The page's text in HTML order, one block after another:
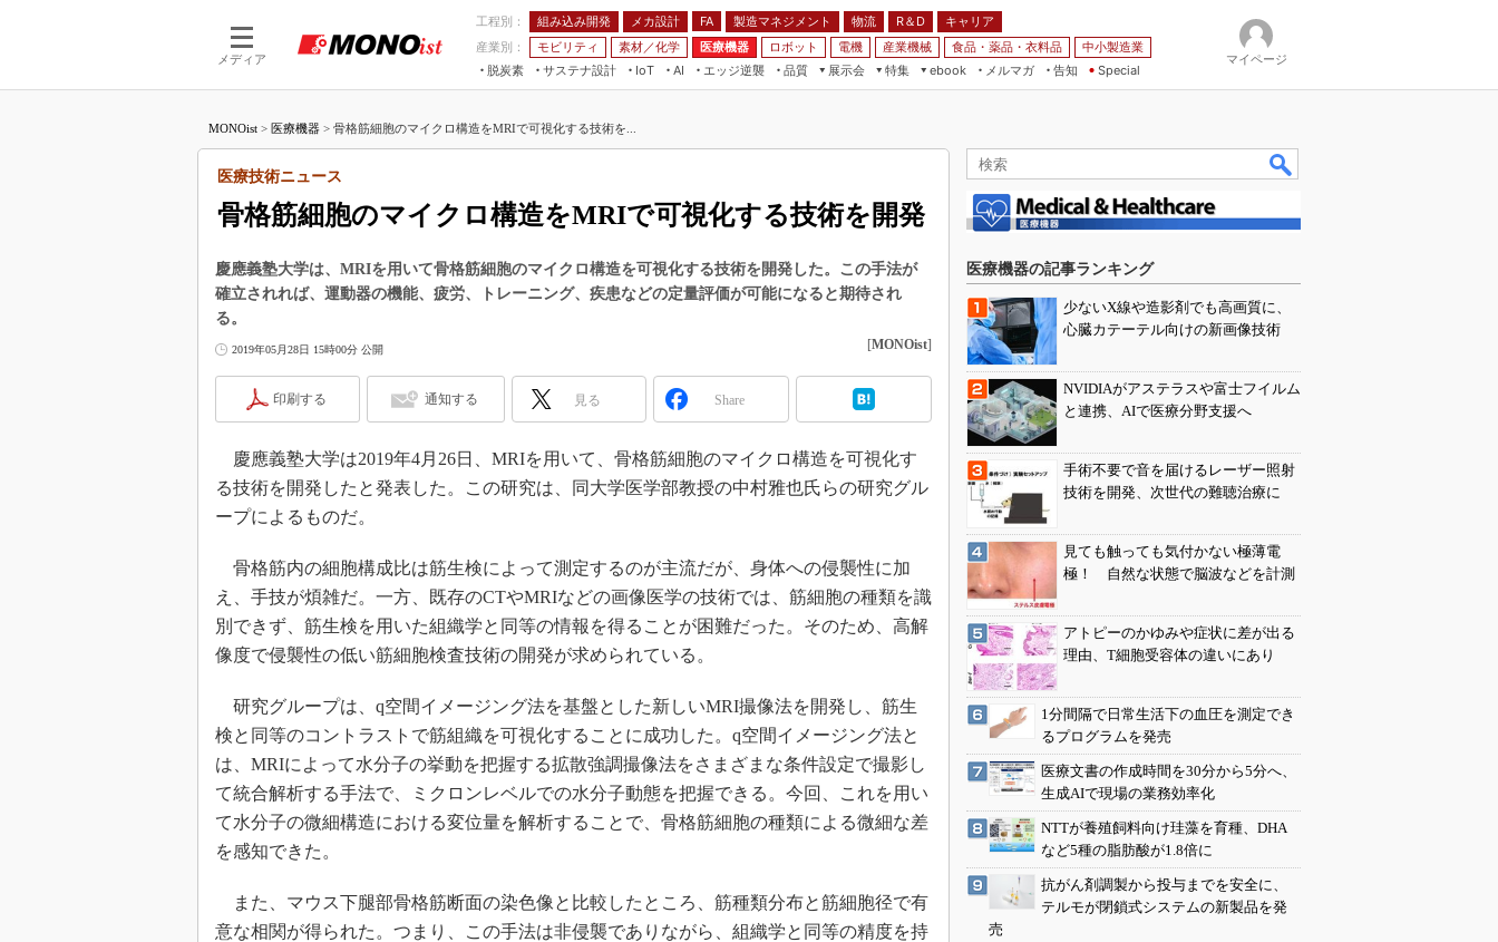
メディア
工程別： 組み込み開発 メカ設計 FA 製造マネジメント 物流 R＆D
キャリア
産業別：
モビリティ 素材／化学 医療機器 ロボット 電機 産業機械 食品・薬品・衣料品
中小製造業
脱炭素
サステナ設計
IoT
つながる工場
AI
AI×設備保全
エッジ逆襲 品質
展示会
JIMTOF
IIFES
ジャパンモビリティショー
スマート工場EXPO
EdgeTech+
日本ものづくりワールド
AUTOMOTIVE WORLD
特集
VR／AR
フィールドサービス
FPGA
組み込み画像技術
車載ソフト開発
無償設計ツール
S＆OP
インダストリー4.0
イノベーション
メイドインジャパン
植物工場
知財マネジメント
海外生産
新型コロナへの対応
ebook
FA
モビリティ
素材／化学
メルマガ
告知 Special
マイページ
MONOist > 医療機器 > 骨格筋細胞のマイクロ構造をMRIで可視化する技術を...
骨格筋細胞のマイクロ構造をMRIで可視化する技術を開発
医療技術ニュース
慶應義塾大学は、MRIを用いて骨格筋細胞のマイクロ構造を可視化する技術を開発した。この手法が
確立されれば、運動器の機能、疲労、トレーニング、疾患などの定量評価が可能になると期待され
る。
2019年05月28日 15時00分 公開 [MONOist]
印刷する 通知する 見る Share
慶應義塾大学は2019年4月26日、MRIを用いて、骨格筋細胞のマイクロ構造を可視化す
る技術を開発したと発表した。この研究は、同大学医学部教授の中村雅也氏らの研究グル
ープによるものだ。
骨格筋内の細胞構成比は筋生検によって測定するのが主流だが、身体への侵襲性に加
え、手技が煩雑だ。一方、既存のCTやMRIなどの画像医学の技術では、筋細胞の種類を識
別できず、筋生検を用いた組織学と同等の情報を得ることが困難だった。そのため、高解
像度で侵襲性の低い筋細胞検査技術の開発が求められている。
研究グループは、q空間イメージング法を基盤とした新しいMRI撮像法を開発し、筋生
検と同等のコントラストで筋組織を可視化することに成功した。q空間イメージング法と
は、MRIによって水分子の挙動を把握する拡散強調撮像法をさまざまな条件設定で撮影し
て統合解析する手法で、ミクロンレベルでの水分子動態を把握できる。今回、これを用い
て水分子の微細構造における変位量を解析することで、骨格筋細胞の種類による微細な差
を感知できた。
また、マウス下腿部骨格筋断面の染色像と比較したところ、筋種類分布と筋細胞径で有
意な相関が得られた。つまり、この手法は非侵襲でありながら、組織学と同等の精度を持
医療機器の記事ランキング
少ないX線や造影剤でも高画質に、
心臓カテーテル向けの新画像技術
NVIDIAがアステラスや富士フイルム
と連携、AIで医療分野支援へ
手術不要で音を届けるレーザー照射
技術を開発、次世代の難聴治療に
見ても触っても気付かない極薄電
極！ 自然な状態で脳波などを計測
アトピーのかゆみや症状に差が出る
理由、T細胞受容体の違いにあり
1分間隔で日常生活下の血圧を測定でき
るプログラムを発売
医療文書の作成時間を30分から5分へ、
生成AIで現場の業務効率化
NTTが養殖飼料向け珪藻を育種、DHA
など5種の脂肪酸が1.8倍に
抗がん剤調製から投与までを安全に、
テルモが閉鎖式システムの新製品を発
売